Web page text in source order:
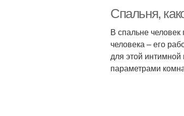
Спальня,
В спальне
человека – его
для этой интимной
параметрами